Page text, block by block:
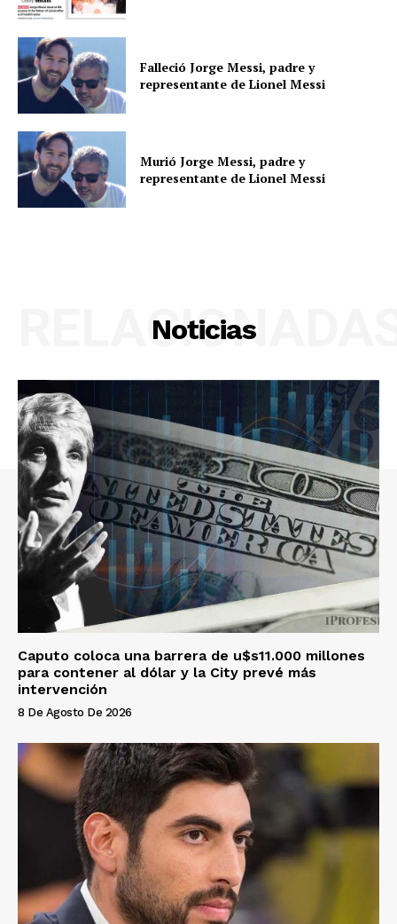
Falleció Jorge Messi, padre y
representante de Lionel Messi
Murió Jorge Messi, padre y
representante de Lionel Messi
Noticias
Caputo coloca una barrera de u$s11.000 millones
para contener al dólar y la City prevé más
intervención
8 De Agosto De 2026